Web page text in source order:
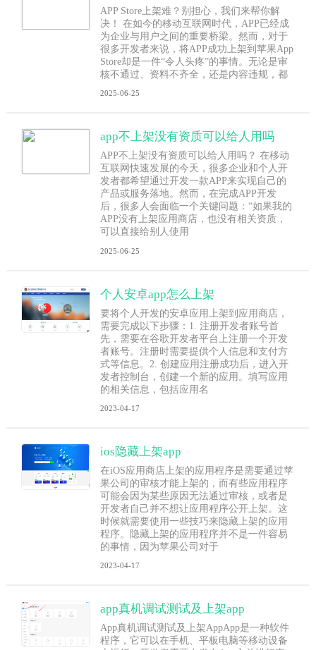
APP Store上架难？别担心，我们来帮你解
决！ 在如今的移动互联网时代，APP已经成
为企业与用户之间的重要桥梁。然而，对于
很多开发者来说，将APP成功上架到苹果App
Store却是一件“令人头疼”的事情。无论是审
核不通过、资料不齐全，还是内容违规，都
2025-06-25
app不上架没有资质可以给人用吗
APP不上架没有资质可以给人用吗？ 在移动
互联网快速发展的今天，很多企业和个人开
发者都希望通过开发一款APP来实现自己的
产品或服务落地。然而，在完成APP开发
后，很多人会面临一个关键问题：“如果我的
APP没有上架应用商店，也没有相关资质，
可以直接给别人使用
2025-06-25
个人安卓app怎么上架
要将个人开发的安卓应用上架到应用商店，
需要完成以下步骤：1. 注册开发者账号首
先，需要在谷歌开发者平台上注册一个开发
者账号。注册时需要提供个人信息和支付方
式等信息。2. 创建应用注册成功后，进入开
发者控制台，创建一个新的应用。填写应用
的相关信息，包括应用名
2023-04-17
ios隐藏上架app
在iOS应用商店上架的应用程序是需要通过苹
果公司的审核才能上架的，而有些应用程序
可能会因为某些原因无法通过审核，或者是
开发者自己并不想让应用程序公开上架。这
时候就需要使用一些技巧来隐藏上架的应用
程序。隐藏上架的应用程序并不是一件容易
的事情，因为苹果公司对于
2023-04-17
app真机调试测试及上架app
App真机调试测试及上架AppApp是一种软件
程序，它可以在手机、平板电脑等移动设备